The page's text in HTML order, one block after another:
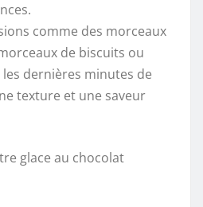
comme des morceaux
de biscuits ou
dernières minutes de
texture et une saveur
glace au chocolat